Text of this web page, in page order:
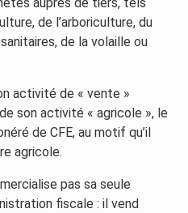
de l’arboriculture, du
de la volaille ou
activité de « vente »
son activité « agricole », le
de CFE, au motif qu’il
agricole.
pas sa seule
fiscale : il vend